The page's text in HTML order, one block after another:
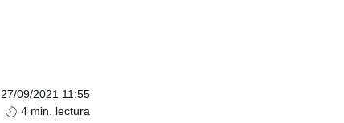
27/09/2021 11:55
4 min. lectura